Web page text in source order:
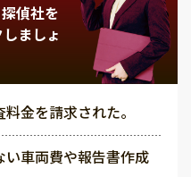
探偵社を
ましょ
金を請求された。
車両費や報告書作成